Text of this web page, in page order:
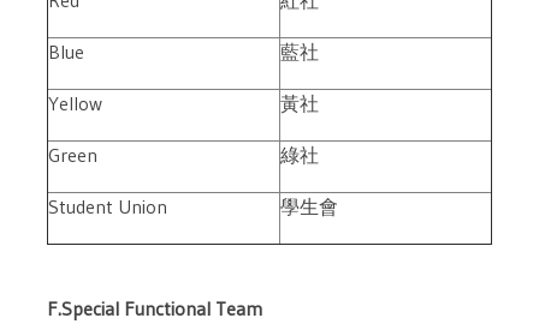
Blue 藍社
Yellow 黃社
Green 綠社
Student Union 學生會
F.Special Functional Team